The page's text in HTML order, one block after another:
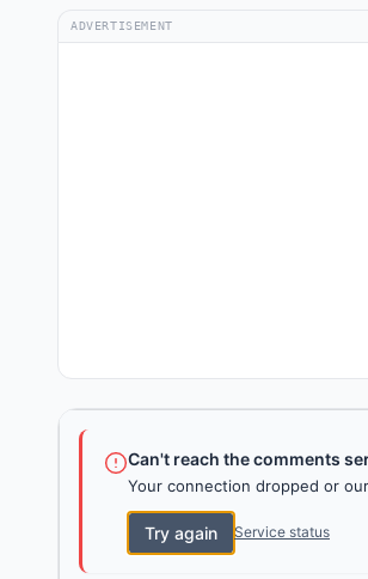
ADVERTISEMENT
Can't reach the comments
Your connection dropped or
Try again Service status